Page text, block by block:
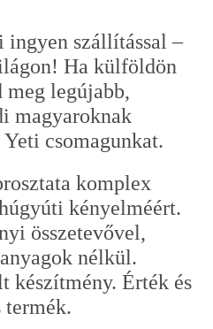
szállítással –
Ha külföldön
meg legújabb,
magyaroknak
csomagunkat.
komplex
kényelméért.
összetevővel,
nélkül.
készítmény. Érték és
termék.